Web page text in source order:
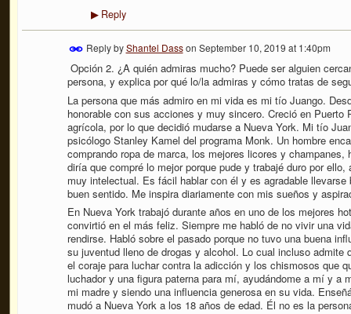
▶Reply
Reply byShantel Dasson September 10, 2019 at 1:40pm
Opción 2. ¿A quién admiras mucho? Puede ser alguien
persona, y explica por qué lo/la admiras y cómo tratas de
La persona que más admiro en mi vida es mi tío Juango.
honorable con sus acciones y muy sincero. Creció en
agrícola, por lo que decidió mudarse a Nueva York. Mi tío
psicólogo Stanley Kamel del programa Monk. Un hombre
comprando ropa de marca, los mejores licores y
diría que compré lo mejor porque pude y trabajé duro por
muy intelectual. Es fácil hablar con él y es agradable
buen sentido. Me inspira diariamente con mis sueños y
En Nueva York trabajó durante años en uno de los mejores
convirtió en el más feliz. Siempre me habló de no vivir una
rendirse. Habló sobre el pasado porque no tuvo una buena
su juventud lleno de drogas y alcohol. Lo cual incluso admite
el coraje para luchar contra la adicción y los chismosos que
luchador y una figura paterna para mí, ayudándome a mí y a
mi madre y siendo una influencia generosa en su vida.
mudó a Nueva York a los 18 años de edad. Él no es la